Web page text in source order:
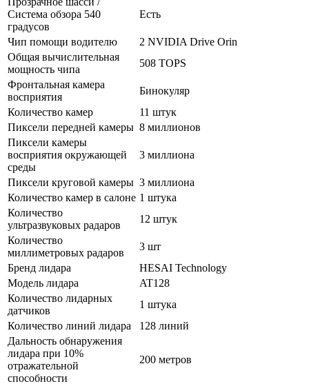
Система обзора 540
градусов
Есть
Чип помощи водителю
2 NVIDIA Drive Orin
Общая вычислительная
мощность чипа
508 TOPS
Фронтальная камера
восприятия
Бинокуляр
Количество камер
11 штук
Пиксели передней камеры 8 миллионов
Пиксели камеры
восприятия окружающей
среды
3 миллиона
Пиксели круговой камеры 3 миллиона
Количество камер в салоне 1 штука
Количество
ультразвуковых радаров
12 штук
Количество
миллиметровых радаров
3 шт
Бренд лидара
HESAI Technology
Модель лидара
AT128
Количество лидарных
датчиков
1 штука
Количество линий лидара
128 линий
Дальность обнаружения
лидара при 10%
отражательной
способности
200 метров